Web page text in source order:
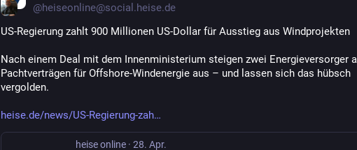
@heiseonline@social.heise.de
US-Regierung zahlt 900 Millionen US-Dollar für Ausstieg aus Windprojekten
Nach einem Deal mit dem Innenministerium steigen zwei Energieversorger
Pachtverträgen für Offshore-Windenergie aus – und lassen sich das hübsch
vergolden.
heise.de/news/US-Regierung-zah
heise online · 28. Apr.